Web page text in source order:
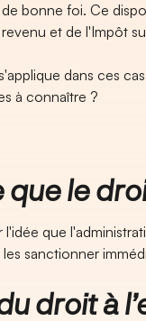
bonne foi. Ce
et de l'Impôt
dans ces
à connaître ?
le
l'idée que
sanctionner
droit à